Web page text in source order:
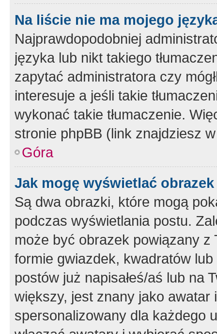
Na liście nie ma mojego
Najprawdopodobniej
języka lub nikt takiego
zapytać administratora czy
interesuje a jeśli takie
wykonać takie tłumaczenie.
stronie phpBB (link znajdziesz
Góra
Jak mogę wyświetlać
Są dwa obrazki, które mogą
podczas wyświetlania postu.
może być obrazek powiązany z
formie gwiazdek, kwadratów
postów już napisałeś/aś lub na
większy, jest znany jako
spersonalizowany dla każdego